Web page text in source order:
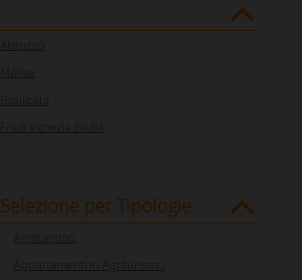
Abruzzo
Molise
Basilicata
Friuli Venezia Giulia
Selezione per Tipologie
Agriturismo
Appartamenti In Agriturismo